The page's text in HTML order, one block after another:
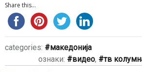
Share this...
categories:
македонија
ознаки:
видео, тв